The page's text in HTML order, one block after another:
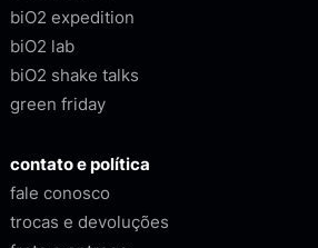
biO2 expedition
biO2 lab
biO2 shake talks
green friday
contato e política
fale conosco
trocas e devoluções